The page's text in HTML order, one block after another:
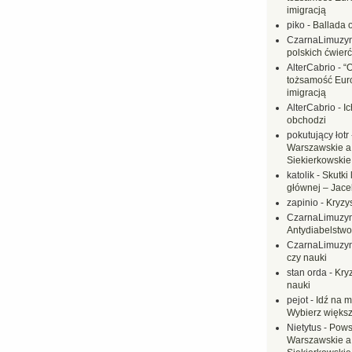
imigracją
piko - Ballada
polskich
AlterCabrio -
tożsamość
imigracją
AlterCabrio -
obchodzi
pokutujący łotr
Warszawskie
katolik - Skutki
głównej –
zapinio -
czy nauki
stan orda -
nauki
pejot- Idź na
Wybierz
Nietytus -
Warszawskie